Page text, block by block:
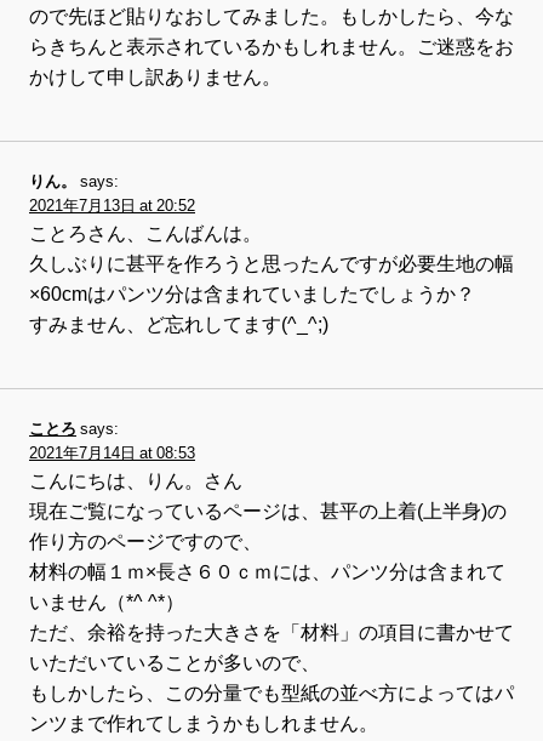
ので先ほど貼りなおしてみました。もしかしたら、今な
らきちんと表示されているかもしれません。ご迷惑をお
かけして申し訳ありません。
りん。
says:
2021年7月13日 at 20:52
ことろさん、こんばんは。
久しぶりに甚平を作ろうと思ったんですが必要生地の幅
×60cmはパンツ分は含まれていましたでしょうか？
すみません、ど忘れしてます(^_^;)
ことろ says:
2021年7月14日 at 08:53
こんにちは、りん。さん
現在ご覧になっているページは、甚平の上着(上半身)の
作り方のページですので、
材料の幅１ｍ×長さ６０ｃｍには、パンツ分は含まれて
いません（*^ ^*）
ただ、余裕を持った大きさを「材料」の項目に書かせて
いただいていることが多いので、
もしかしたら、この分量でも型紙の並べ方によってはパ
ンツまで作れてしまうかもしれません。